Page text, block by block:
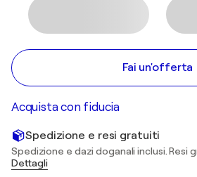
Fai un'offerta
Acquista con fiducia
Spedizione e resi gratuiti
Spedizione e dazi doganali inclusi. Resi
Dettagli